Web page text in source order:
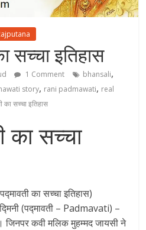
सच्चा इतिहास
1 Comment bhansali,
story, rani padmawati, real
का सच्चा इतिहास
का सच्चा
का सच्चा इतिहास)
(पद्मावती – Padmavati) –
जिनपर कवी मलिक मुहम्मद जायसी ने